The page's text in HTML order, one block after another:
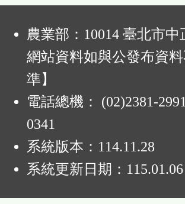
農業部：10014 臺北市
網站資料如與公發布資
準】
電話總機： (02)2381-
0341
系統版本： 114.11.28
系統更新日期： 115.01.06